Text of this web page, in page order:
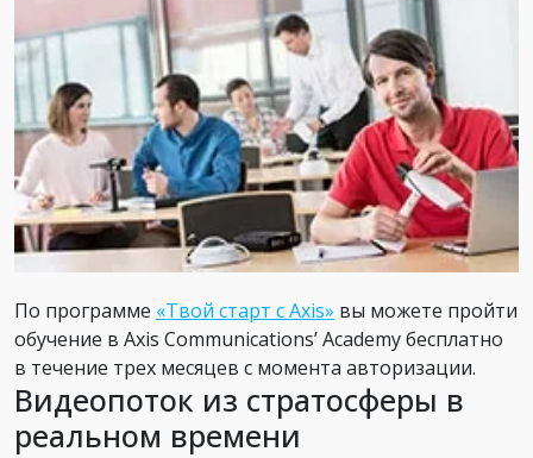
По программе «Твой старт с Axis» вы можете пройти
обучение в Axis Communications’ Academy бесплатно
в течение трех месяцев с момента авторизации.
Видеопоток из стратосферы в
реальном времени